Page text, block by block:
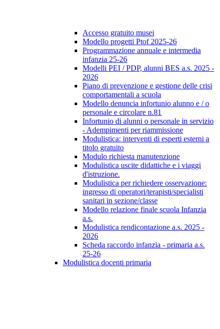
Accesso gratuito musei
Modello progetti Ptof 2025-26
Programmazione annuale e intermedia
infanzia 25-26
Modelli PEI / PDP, alunni BES a.s. 2025 -
2026
Piano di prevenzione e gestione delle crisi
comportamentali a scuola
Modello denuncia infortunio alunno e / o
personale e circolare n.81
Infortunio di alunni o personale in servizio
- Adempimenti per riammissione
Modulistica: interventi di esperti esterni a
titolo gratuito
Modulo richiesta manutenzione
Modulistica uscite didattiche e i viaggi
d'istruzione.
Modulistica per richiedere osservazione:
ingresso di operatori/terapisti/specialisti
sanitari in sezione/classe
Modello relazione finale scuola Infanzia
a.s.
Modulistica rendicontazione a.s. 2025 -
2026
Scheda raccordo infanzia - primaria a.s.
25-26
Modulistica docenti primaria